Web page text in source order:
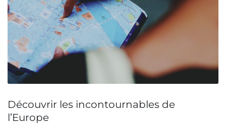
Découvrir les incontournables de
l’Europe